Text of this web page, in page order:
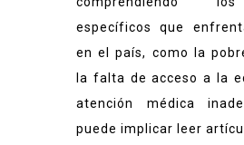
específicos que
en el país, como la
la falta de acceso a la
atención médica
puede implicar leer